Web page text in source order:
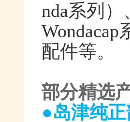
nda系列
配件等。
部分精选
●岛津纯